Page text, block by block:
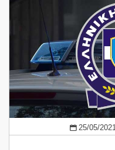
25/05/2021